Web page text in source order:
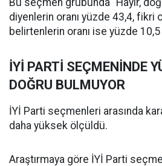
diyenlerin oranı yüzde 43,4, fikri
belirtenlerin oranı ise yüzde
İYİ PARTİ SEÇMENİNDE
DOĞRU BULMUYOR
İYİ Parti seçmenleri arasında
daha yüksek ölçüldü.
Araştırmaya göre İYİ Parti